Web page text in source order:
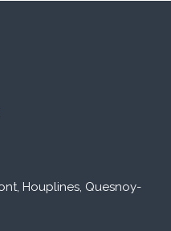
Houplines, Quesnoy-